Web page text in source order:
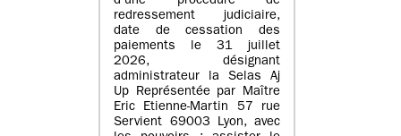
redressement judiciaire,
date de cessation des
paiements le 31 juillet
2026, désignant
administrateur la Selas Aj
Up Représentée par Maître
Eric Etienne-Martin 57 rue
Servient 69003 Lyon, avec